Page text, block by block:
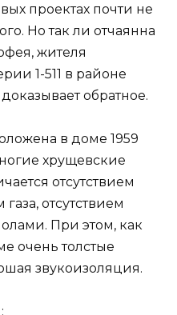
проектах почти не
Но так ли отчаянна
жителя
1-511 в районе
обратное.
в доме 1959
хрущевские
отсутствием
отсутствием
При этом, как
очень толстые
звукоизоляция.